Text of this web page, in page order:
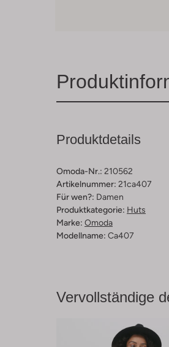
Produktdetails
Omoda-Nr.: 210562
Artikelnummer: 21ca407
Für wen?: Damen
Produktkategorie: Huts
Marke: Omoda
Modellname: Ca407
Vervollständige